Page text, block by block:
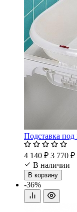
Подставка
4 140 ₽ 3 770 ₽
В наличии
В корзину
-36%